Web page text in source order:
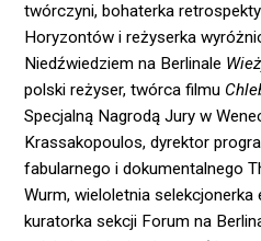
twórczyni, bohaterka
Horyzontów i reżyserka
Niedźwiedziem na Berlinale
polski reżyser, twórca filmu
Specjalną Nagrodą Jury w
Krassakopoulos, dyrektor
fabularnego i dokumentalnego
Wurm, wieloletnia
kuratorka sekcji Forum na